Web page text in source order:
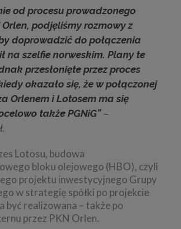
od procesu prowadzonego
Orlen, podjęliśmy rozmowy z
doprowadzić do połączenia
na szelfie norweskim. Plany te
przesłonięte przez proces
okazało się, że w połączonej
Orlenem i Lotosem ma się
także PGNiG”–
Lotosu, budowa
bloku olejowego (HBO), czyli
projektu inwestycyjnego Grupy
w strategię spółki po projekcie
być realizowana – także po
przez PKN Orlen.